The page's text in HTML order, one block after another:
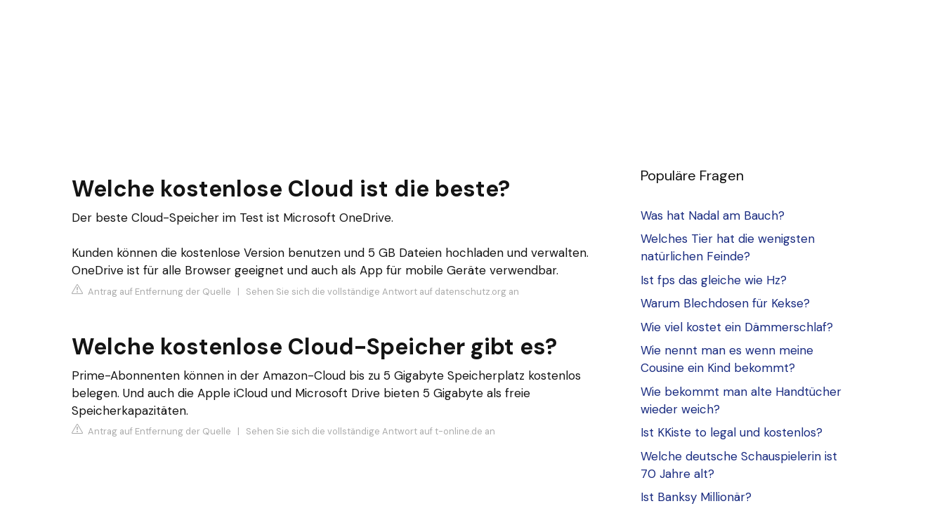
Welche kostenlose Cloud ist die beste?
Der beste Cloud-Speicher im Test ist Microsoft OneDrive.
Kunden können die kostenlose Version benutzen und 5 GB Dateien hochladen und verwalten.
OneDrive ist für alle Browser geeignet und auch als App für mobile Geräte verwendbar.
Antrag auf Entfernung der Quelle | Sehen Sie sich die vollständige Antwort auf datenschutz.org an
Welche kostenlose Cloud-Speicher gibt es?
Prime-Abonnenten können in der Amazon-Cloud bis zu 5 Gigabyte Speicherplatz kostenlos
belegen. Und auch die Apple iCloud und Microsoft Drive bieten 5 Gigabyte als freie
Speicherkapazitäten.
Antrag auf Entfernung der Quelle | Sehen Sie sich die vollständige Antwort auf t-online.de an
Populäre Fragen
Was hat Nadal am Bauch?
Welches Tier hat die wenigsten
natürlichen Feinde?
Ist fps das gleiche wie Hz?
Warum Blechdosen für Kekse?
Wie viel kostet ein Dämmerschlaf?
Wie nennt man es wenn meine
Cousine ein Kind bekommt?
Wie bekommt man alte Handtücher
wieder weich?
Ist KKiste to legal und kostenlos?
Welche deutsche Schauspielerin ist
70 Jahre alt?
Ist Banksy Millionär?